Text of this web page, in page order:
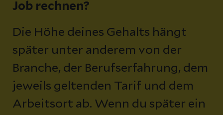
Job rechnen?
Die Höhe deines Gehalts hängt
später unter anderem von der
Branche, der Berufserfahrung, dem
jeweils geltenden Tarif und dem
Arbeitsort ab. Wenn du später ein